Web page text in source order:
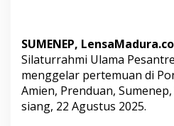
r
e
i
d
e
SUMENEP,
Silaturrahmi Ulama
menggelar pertemuan di
Amien, Prenduan,
siang, 22 Agustus 2025.